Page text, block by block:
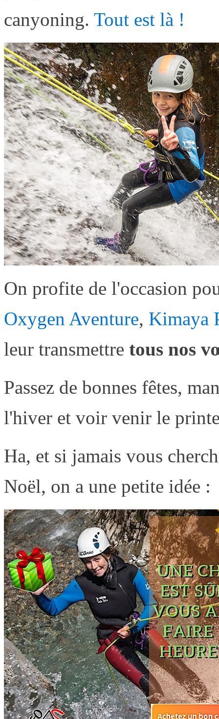
canyoning. Tout est là !
On profite de l'occasion
Oxygen Aventure, Kimaya
leur transmettre tous nos
Passez de bonnes fêtes,
l'hiver et voir venir le
Ha, et si jamais vous
Noël, on a une petite idée :